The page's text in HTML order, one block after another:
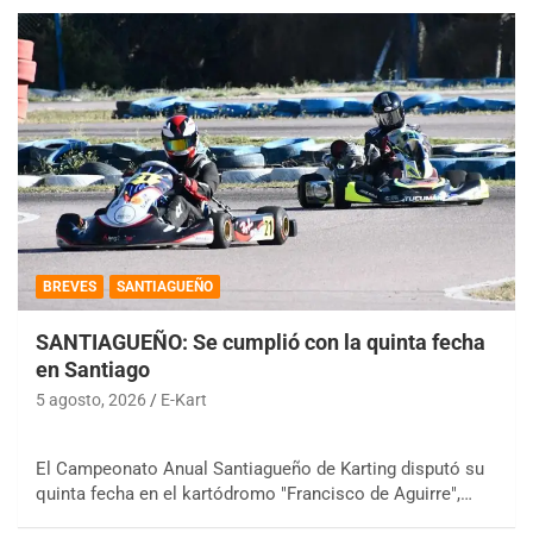
BREVES SANTIAGUEÑO
SANTIAGUEÑO: Se cumplió con la quinta fecha
en Santiago
5 agosto, 2026 E-Kart
El Campeonato Anual Santiagueño de Karting disputó su
quinta fecha en el kartódromo "Francisco de Aguirre",…